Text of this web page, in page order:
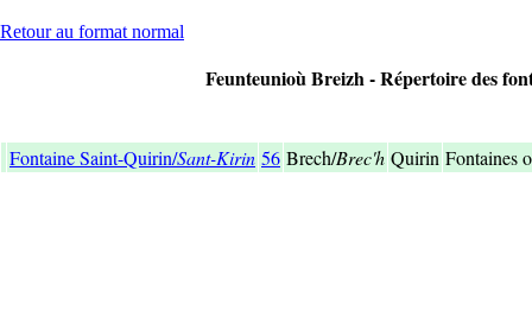
Retour au format normal
Feunteunioù Breizh - Répertoire des
Fontaine Saint-Quirin/Sant-Kirin 56 Brech/Brec'h Quirin Fontaines